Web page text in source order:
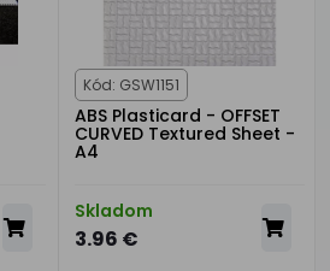
Kód: GSW1151
ABS Plasticard - OFFSET
CURVED Textured Sheet -
A4
Skladom
3.96 €